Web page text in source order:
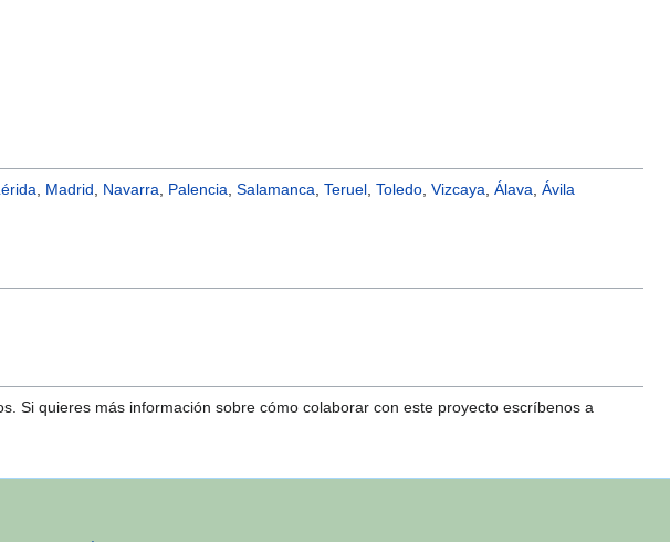
, Madrid, Navarra, Palencia, Salamanca, Teruel, Toledo, Vizcaya, Álava, Ávila
Si quieres más información sobre cómo colaborar con este proyecto escríbenos a